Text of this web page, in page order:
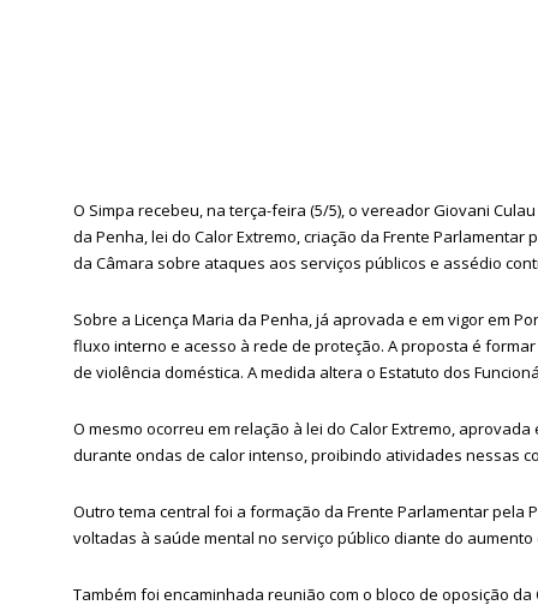
O Simpa recebeu, na terça-feira (5/5), o vereador Giovani
da Penha, lei do Calor Extremo, criação da Frente
da Câmara sobre ataques aos serviços públicos e assédio
Sobre a Licença Maria da Penha, já aprovada e em vigor em
fluxo interno e acesso à rede de proteção. A proposta é
de violência doméstica. A medida altera o Estatuto dos
O mesmo ocorreu em relação à lei do Calor Extremo,
durante ondas de calor intenso, proibindo atividades nessas
Outro tema central foi a formação da Frente Parlamentar pela
voltadas à saúde mental no serviço público diante do
Também foi encaminhada reunião com o bloco de oposição